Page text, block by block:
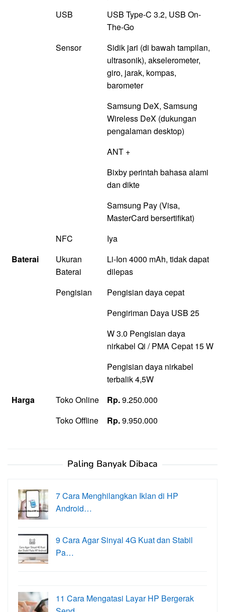
USB
USB Type-C 3.2, USB On-
The-Go
Sensor
Sidik jari (di bawah tampilan,
ultrasonik), akselerometer,
giro, jarak, kompas,
barometer
Samsung DeX, Samsung
Wireless DeX (dukungan
pengalaman desktop)
ANT +
Bixby perintah bahasa alami
dan dikte
Samsung Pay (Visa,
MasterCard bersertifikat)
NFC
Iya
Baterai
Ukuran
Baterai
Li-Ion 4000 mAh, tidak dapat
dilepas
Pengisian
Pengisian daya cepat
Pengiriman Daya USB 25
W 3.0 Pengisian daya
nirkabel Qi / PMA Cepat 15 W
Pengisian daya nirkabel
terbalik 4,5W
Harga
Toko Online Rp.9.250.000
Toko Offline
Rp.9.950.000
Paling Banyak Dibaca
7 Cara Menghilangkan Iklan di HP
Android…
9 Cara Agar Sinyal 4G Kuat dan Stabil
Pa…
11 Cara Mengatasi Layar HP Bergerak